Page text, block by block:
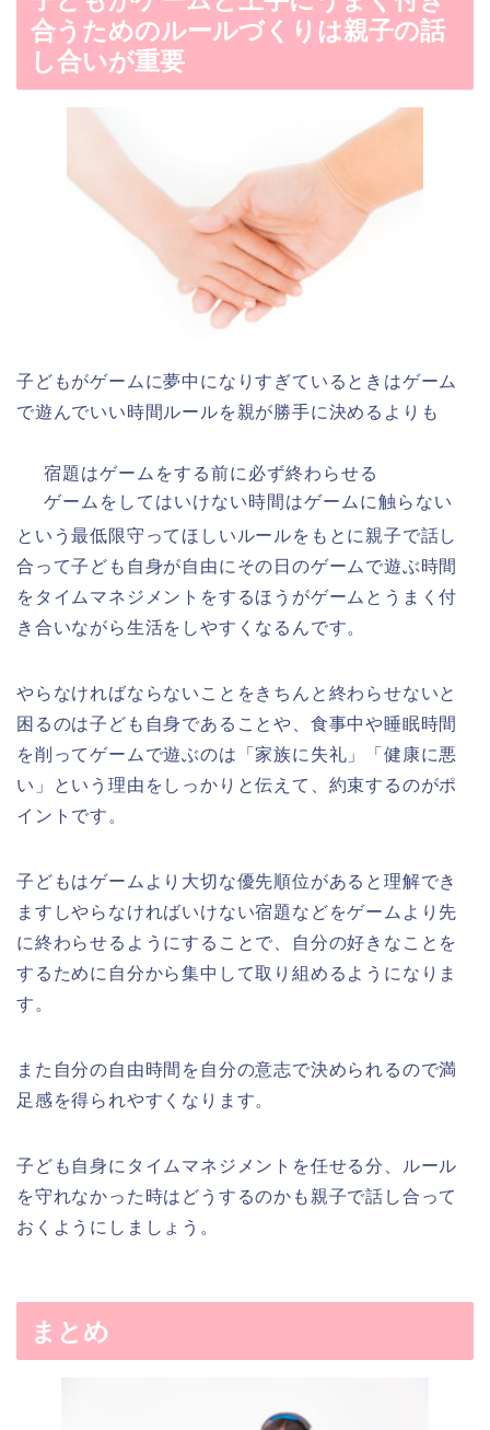
合うためのルールづくりは親子の話
し合いが重要
子どもがゲームに夢中になりすぎているときはゲーム
で遊んでいい時間ルールを親が勝手に決めるよりも
宿題はゲームをする前に必ず終わらせる
ゲームをしてはいけない時間はゲームに触らない
という最低限守ってほしいルールをもとに親子で話し
合って子ども自身が自由にその日のゲームで遊ぶ時間
をタイムマネジメントをするほうがゲームとうまく付
き合いながら生活をしやすくなるんです。
やらなければならないことをきちんと終わらせないと
困るのは子ども自身であることや、食事中や睡眠時間
を削ってゲームで遊ぶのは「家族に失礼」「健康に悪
い」という理由をしっかりと伝えて、約束するのがポ
イントです。
子どもはゲームより大切な優先順位があると理解でき
ますしやらなければいけない宿題などをゲームより先
に終わらせるようにすることで、自分の好きなことを
するために自分から集中して取り組めるようになりま
す。
また自分の自由時間を自分の意志で決められるので満
足感を得られやすくなります。
子ども自身にタイムマネジメントを任せる分、ルール
を守れなかった時はどうするのかも親子で話し合って
おくようにしましょう。
まとめ